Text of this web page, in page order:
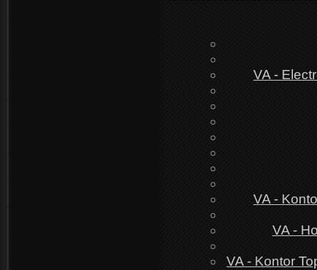
VA -
VA -
VA -
VA - Kontor